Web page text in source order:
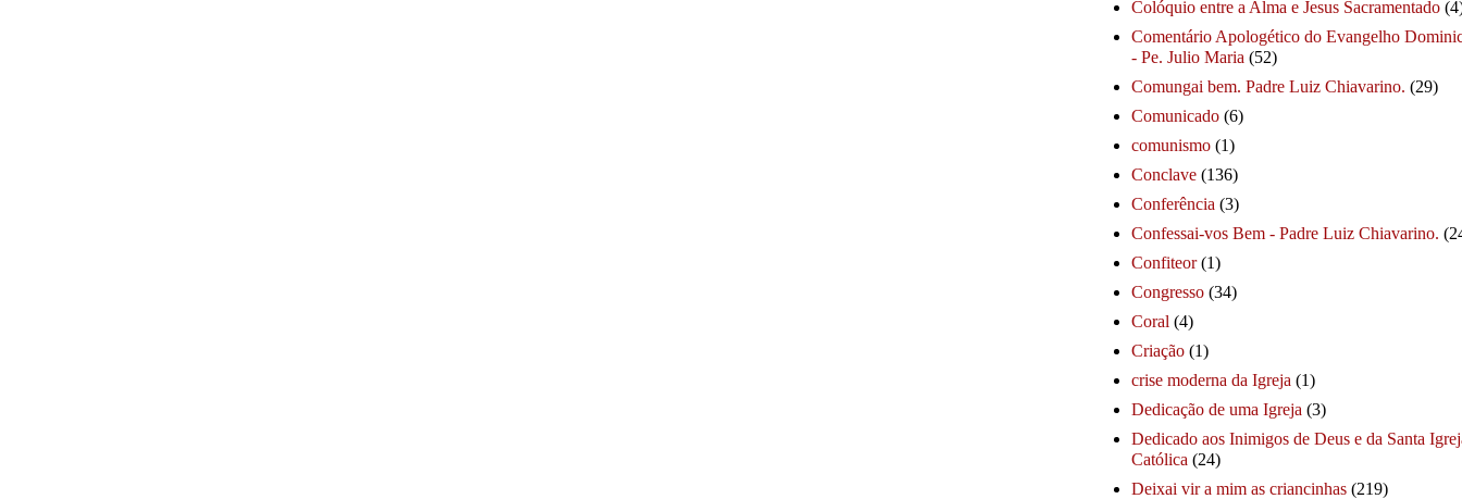
Colóquio entre a Alma e Jesus Sacramentado
Comentário Apologético do Evangelho
- Pe. Julio Maria (52)
Comungai bem. Padre Luiz Chiavarino. (29)
Comunicado (6)
comunismo (1)
Conclave (136)
Conferência (3)
Confessai-vos Bem - Padre Luiz Chiavarino.
Confiteor (1)
Congresso (34)
Coral (4)
Criação (1)
crise moderna da Igreja (1)
Dedicação de uma Igreja (3)
Dedicado aos Inimigos de Deus e da Santa
Católica (24)
Deixai vir a mim as criancinhas (219)